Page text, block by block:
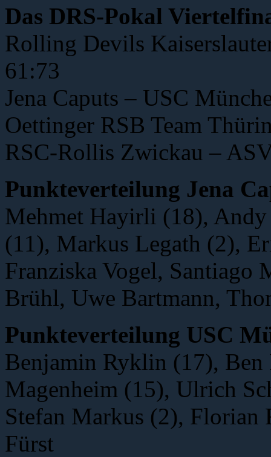
Das DRS-Pokal
Rolling Devils
61:73
Jena Caputs – USC
Oettinger RSB Team
RSC-Rollis Zwickau –
Punkteverteilung Jena
Mehmet Hayirli (18),
(11), Markus Legath (2),
Franziska Vogel, Santiago
Brühl, Uwe Bartmann,
Punkteverteilung USC
Benjamin Ryklin (17), Ben
Magenheim (15), Ulrich
Stefan Markus (2), Florian
Fürst